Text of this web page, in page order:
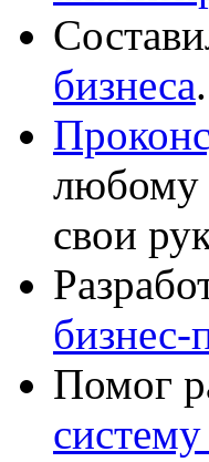
бизнеса.
любому
свои
бизнес-
Помог
систему